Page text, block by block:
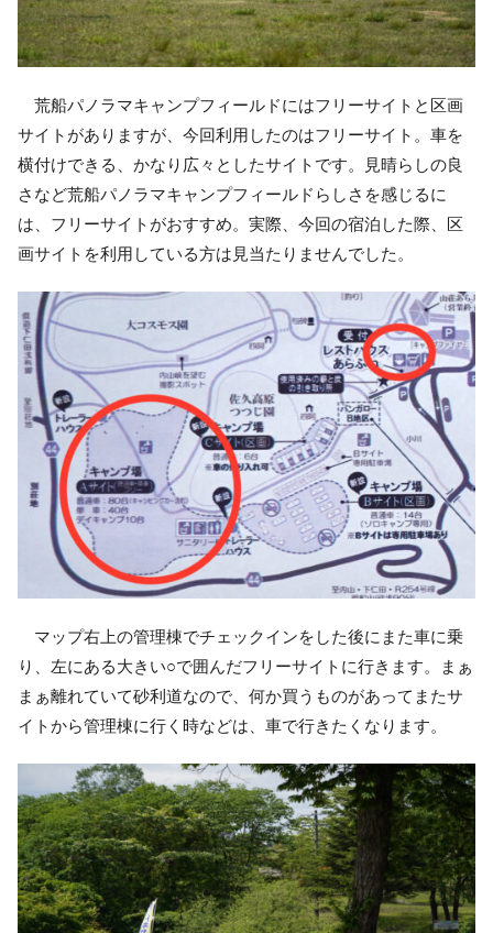
荒船パノラマキャンプフィールドにはフリーサイトと区画
サイトがありますが、今回利用したのはフリーサイト。車を
横付けできる、かなり広々としたサイトです。見晴らしの良
さなど荒船パノラマキャンプフィールドらしさを感じるに
は、フリーサイトがおすすめ。実際、今回の宿泊した際、区
画サイトを利用している方は見当たりませんでした。
マップ右上の管理棟でチェックインをした後にまた車に乗
り、左にある大きい○で囲んだフリーサイトに行きます。まぁ
まぁ離れていて砂利道なので、何か買うものがあってまたサ
イトから管理棟に行く時などは、車で行きたくなります。